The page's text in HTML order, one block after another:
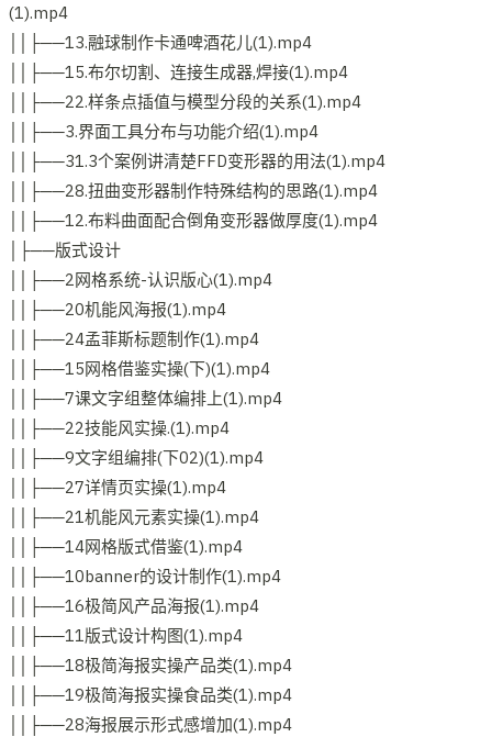
(1).mp4
││├──13.融球制作卡通啤酒花儿(1).mp4
││├──15.布尔切割、连接生成器,焊接(1).mp4
││├──22.样条点插值与模型分段的关系(1).mp4
││├──3.界面工具分布与功能介绍(1).mp4
││├──31.3个案例讲清楚FFD变形器的用法(1).mp4
││├──28.扭曲变形器制作特殊结构的思路(1).mp4
││├──12.布料曲面配合倒角变形器做厚度(1).mp4
│├──版式设计
││├──2网格系统-认识版心(1).mp4
││├──20机能风海报(1).mp4
││├──24孟菲斯标题制作(1).mp4
││├──15网格借鉴实操(下)(1).mp4
││├──7课文字组整体编排上(1).mp4
││├──22技能风实操.(1).mp4
││├──9文字组编排(下02)(1).mp4
││├──27详情页实操(1).mp4
││├──21机能风元素实操(1).mp4
││├──14网格版式借鉴(1).mp4
││├──10banner的设计制作(1).mp4
││├──16极简风产品海报(1).mp4
││├──11版式设计构图(1).mp4
││├──18极简海报实操产品类(1).mp4
││├──19极简海报实操食品类(1).mp4
││├──28海报展示形式感增加(1).mp4